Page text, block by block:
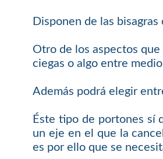
Disponen de las
Otro de los aspectos
ciegas o algo entre
Además podrá elegir
Éste tipo de portones sí
un eje en el que la
es por ello que se